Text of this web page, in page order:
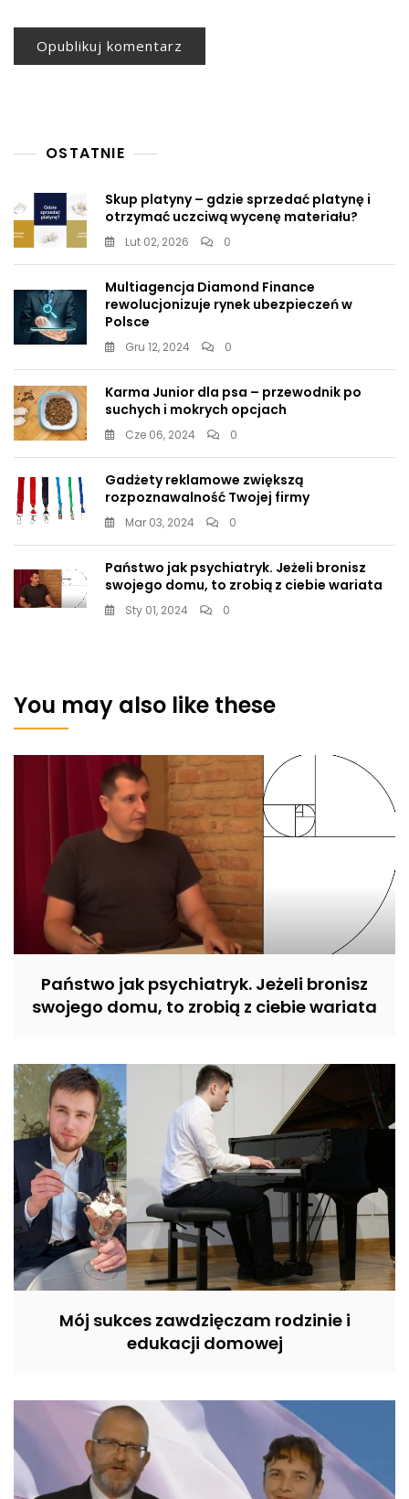
OSTATNIE
Skup platyny – gdzie sprzedać platynę i
otrzymać uczciwą wycenę materiału?
Lut 02, 2026 0
Multiagencja Diamond Finance
rewolucjonizuje rynek ubezpieczeń w
Polsce
Gru 12, 2024 0
Karma Junior dla psa – przewodnik po
suchych i mokrych opcjach
Cze 06, 2024 0
Gadżety reklamowe zwiększą
rozpoznawalność Twojej firmy
Mar 03, 2024 0
Państwo jak psychiatryk. Jeżeli bronisz
swojego domu, to zrobią z ciebie wariata
Sty 01, 2024 0
You may also like these
Państwo jak psychiatryk. Jeżeli bronisz
swojego domu, to zrobią z ciebie wariata
Mój sukces zawdzięczam rodzinie i
edukacji domowej